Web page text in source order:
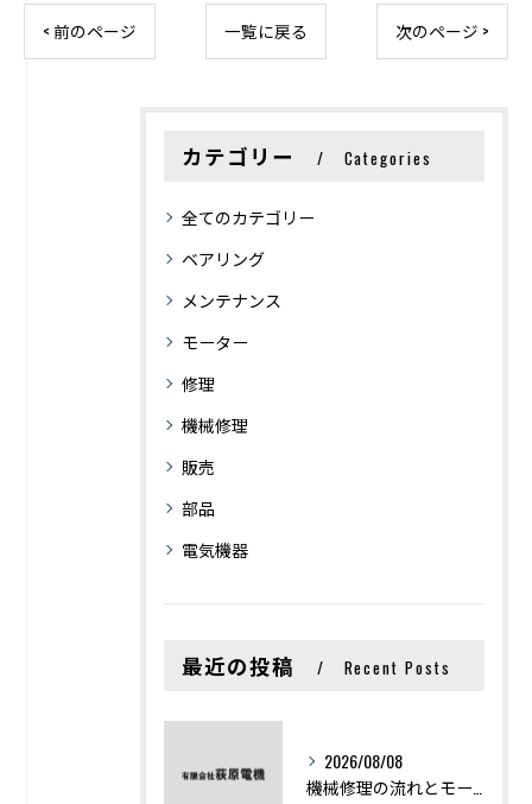
< 前のページ 一覧に戻る 次のページ >
カテゴリー Categories
全てのカテゴリー
ベアリング
メンテナンス
モーター
修理
機械修理
販売
部品
電気機器
最近の投稿 Recent Posts
2026/08/08